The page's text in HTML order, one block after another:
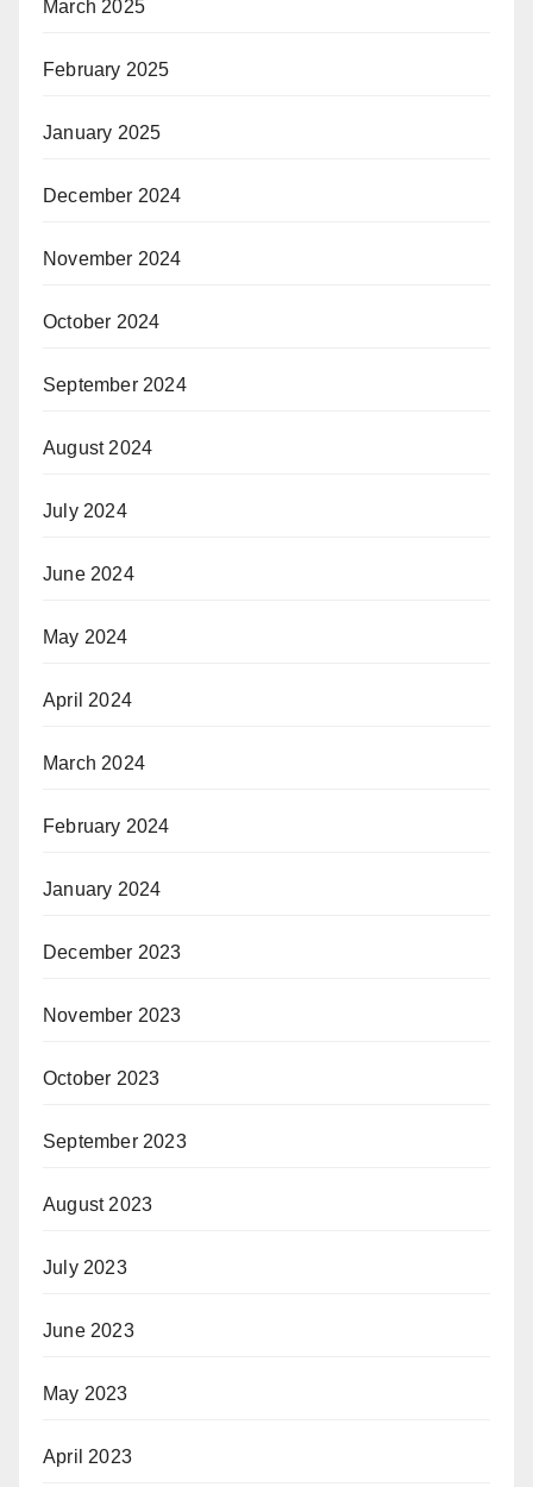
March 2025
February 2025
January 2025
December 2024
November 2024
October 2024
September 2024
August 2024
July 2024
June 2024
May 2024
April 2024
March 2024
February 2024
January 2024
December 2023
November 2023
October 2023
September 2023
August 2023
July 2023
June 2023
May 2023
April 2023